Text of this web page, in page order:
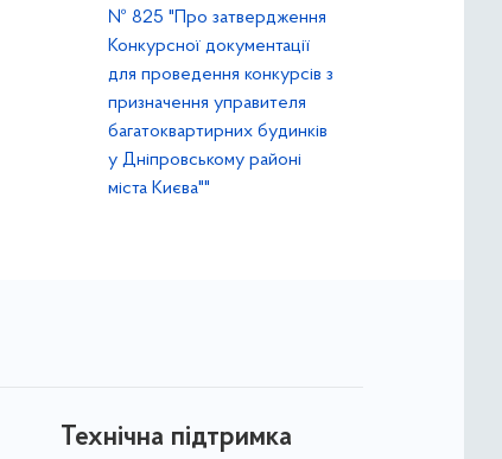
№ 825 "Про затвердження
Конкурсної документації
для проведення конкурсів з
призначення управителя
багатоквартирних будинків
у Дніпровському районі
міста Києва""
Технічна підтримка